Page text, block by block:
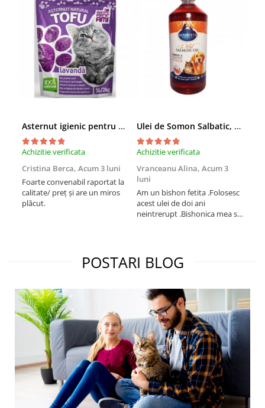
Asternut igienic pentru pisici Tofu Lavanda, Mon Petit 5 l
Achizitie verificata
Cristina Berca, Acum 3 luni
Foarte convenabil raportat la
calitate/ preț și are un miros
plăcut.
Ulei de Somon Salbatic, câini și pisici, piele si blană, BEST4PETS, 1l
Achizitie verificata
Vranceanu Alina, Acum 3
luni
Am un bishon fetita .Folosesc
acest ulei de doi ani
neintrerupt .Bishonica mea se
treia comanda recomand cu
mult drag !
POSTARI BLOG